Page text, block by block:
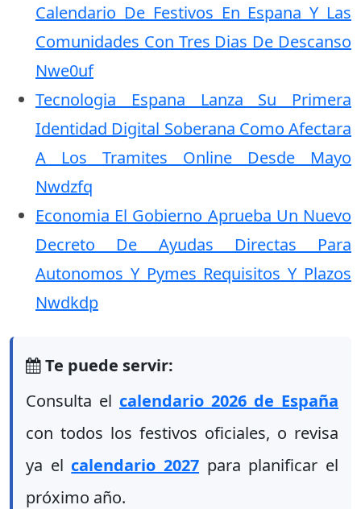
Calendario De Festivos En Espana Y Las
Comunidades Con Tres Dias De Descanso
Nwe0uf
Tecnologia Espana Lanza Su Primera
Identidad Digital Soberana Como Afectara
A Los Tramites Online Desde Mayo
Nwdzfq
Economia El Gobierno Aprueba Un Nuevo
Decreto De Ayudas Directas Para
Autonomos Y Pymes Requisitos Y Plazos
Nwdkdp
Te puede servir:
Consulta el calendario 2026 de España
con todos los festivos oficiales, o revisa
ya el calendario 2027 para planificar el
próximo año.